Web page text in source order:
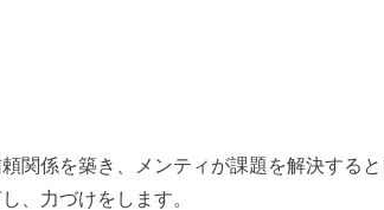
関係を築き、メンティが課題を解決すると
、力づけをします。